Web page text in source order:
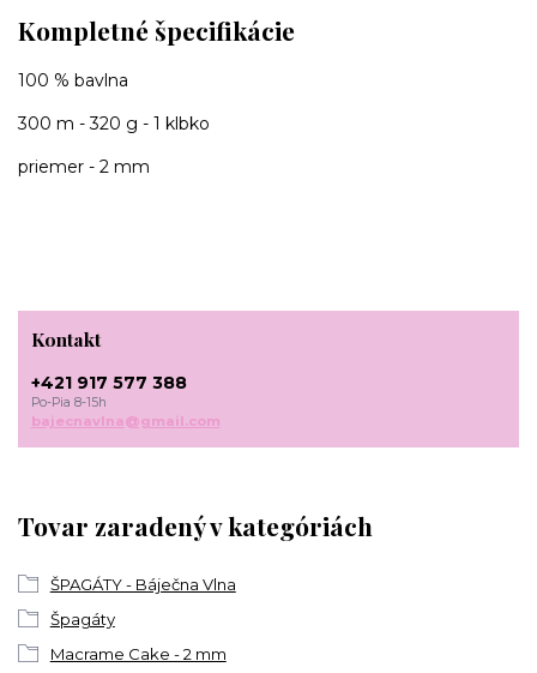
Kompletné špecifikácie
100 % bavlna
300 m - 320 g - 1 klbko
priemer - 2 mm
Tovar zaradený v kategóriách
ŠPAGÁTY - Báječna Vlna
Špagáty
Macrame Cake - 2 mm
Kontakt
+421 917 577 388
Po-Pia 8-15h
bajecnavlna@gmail.com